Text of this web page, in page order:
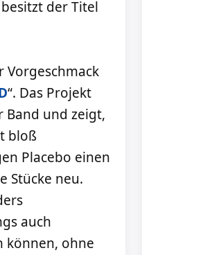
der Titel
“. Das Projekt
Band und zeigt,
bloß
Placebo einen
Stücke neu.
auch
können, ohne